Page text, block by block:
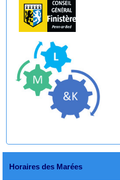
Horaires des Marées